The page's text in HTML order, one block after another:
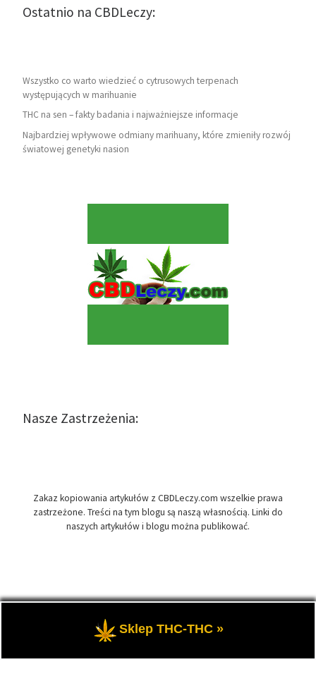
Ostatnio na CBDLeczy:
Wszystko co warto wiedzieć o cytrusowych terpenach
występujących w marihuanie
THC na sen – fakty badania i najważniejsze informacje
Najbardziej wpływowe odmiany marihuany, które zmieniły rozwój
światowej genetyki nasion
Nasze Zastrzeżenia:
Zakaz kopiowania artykułów z CBDLeczy.com wszelkie prawa
zastrzeżone. Treści na tym blogu są naszą własnością. Linki do
naszych artykułów i blogu można publikować.
CBDLeczy.com – Wszelkie prawa zastrzeżone
marihuana i olej CBD-RSO w medycynie.
Sklep THC-THC »